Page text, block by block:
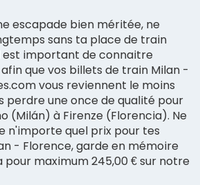
escapade bien méritée, ne
sans ta place de train
est important de connaitre
que vos billets de train Milan -
vous reviennent le moins
perdre une once de qualité pour
(Milán) à Firenze (Florencia). Ne
n'importe quel prix pour tes
- Florence, garde en mémoire
pour maximum 245,00 € sur notre